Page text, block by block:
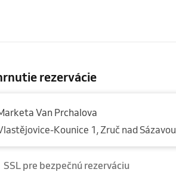
rezervácie
Van Prchalova
Kounice 1, Zruč nad Sázavou
SSL pre bezpečnú rezerváciu